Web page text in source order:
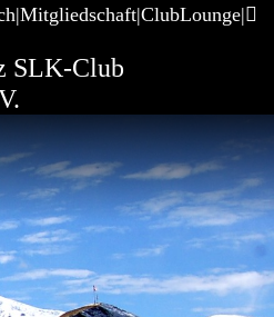
Mitgliedschaft ClubLounge
SLK-Club